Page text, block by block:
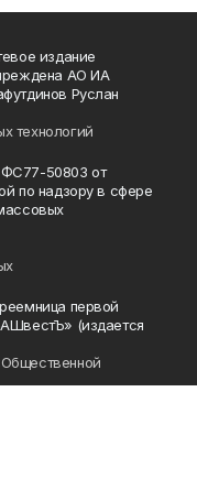
издание
АО ИА
Руслан
технологий
50803 от
по надзору в сфере
первой
(издается